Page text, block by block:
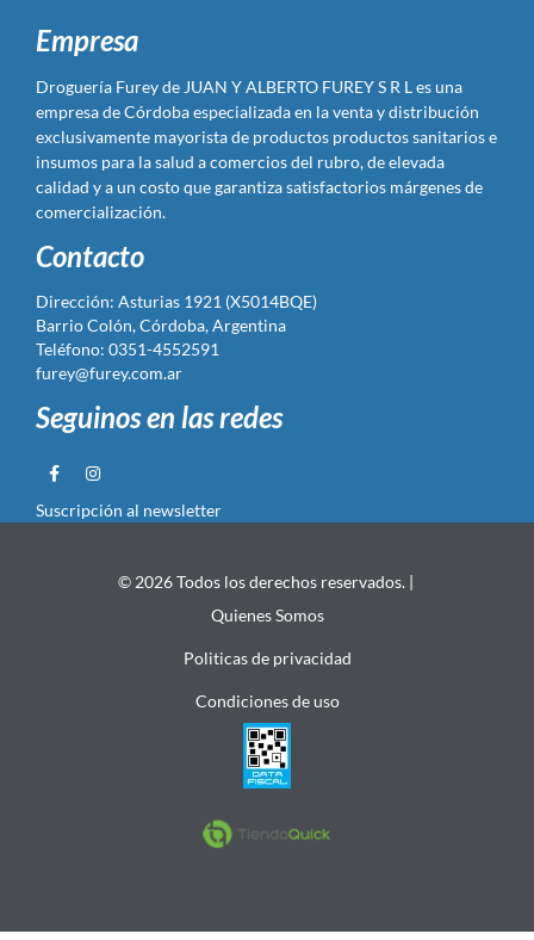
Empresa
Droguería Furey de JUAN Y ALBERTO FUREY S R L es una
empresa de Córdoba especializada en la venta y distribución
exclusivamente mayorista de productos productos sanitarios e
insumos para la salud a comercios del rubro, de elevada
calidad y a un costo que garantiza satisfactorios márgenes de
comercialización.
Contacto
Dirección: Asturias 1921 (X5014BQE)
Barrio Colón, Córdoba, Argentina
Teléfono: 0351-4552591
furey@furey.com.ar
Seguinos en las redes
Suscripción al newsletter
© 2026 Todos los derechos reservados. |
Quienes Somos
Politicas de privacidad
Condiciones de uso